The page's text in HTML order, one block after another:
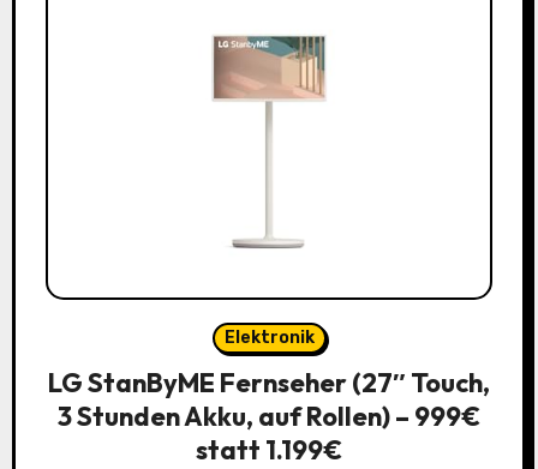
Elektronik
LG StanByME Fernseher (27″ Touch,
3 Stunden Akku, auf Rollen) – 999€
statt 1.199€